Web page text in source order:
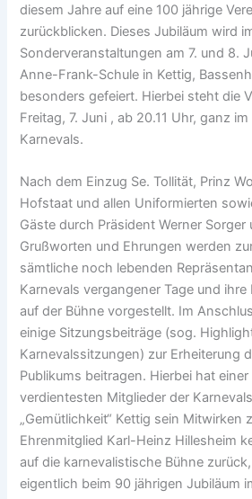
diesem Jahre auf eine 100 jährige
zurückblicken. Dieses Jubiläum wird
Sonderveranstaltungen am 7. und 8.
Anne-Frank-Schule in Kettig,
besonders gefeiert. Hierbei steht die
Freitag, 7. Juni , ab 20.11 Uhr, ganz
Karnevals.
Nach dem Einzug Se. Tollität, Prinz
Hofstaat und allen Uniformierten
Gäste durch Präsident Werner Sorger
Grußworten und Ehrungen werden
sämtliche noch lebenden
Karnevals vergangener Tage und
auf der Bühne vorgestellt. Im
einige Sitzungsbeiträge (sog.
Karnevalssitzungen) zur Erheiterung
Publikums beitragen. Hierbei hat
verdientesten Mitglieder der
„Gemütlichkeit“ Kettig sein Mitwirken
Ehrenmitglied Karl-Heinz Hillesheim
auf die karnevalistische Bühne
eigentlich beim 90 jährigen Jubiläum